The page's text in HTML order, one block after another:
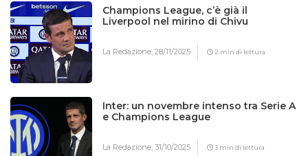
Champions League, c’è già il
Liverpool nel mirino di Chivu
La Redazione,28/11/2025 2 min di lettura
Inter: un novembre intenso tra Serie A
e Champions League
La Redazione,31/10/2025 3 min di lettura